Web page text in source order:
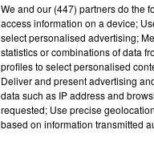
We and our (447) partnersdo the
access information on a device;
select personalised advertising;
statistics or combinations of data
profiles to select personalised
Deliver and present advertising
data such as IP address and
requested; Use precise
based on information transmitted